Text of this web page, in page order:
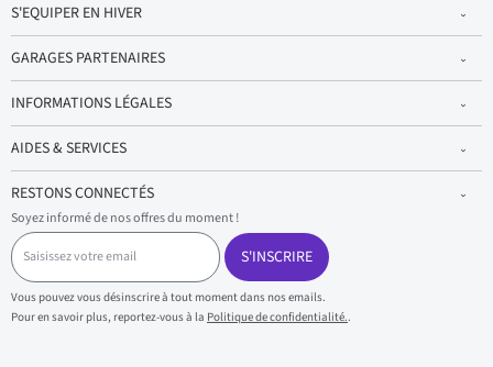
S'EQUIPER EN HIVER
GARAGES PARTENAIRES
INFORMATIONS LÉGALES
AIDES & SERVICES
RESTONS CONNECTÉS
Soyez informé de nos offres du moment !
S
a
i
s
i
s
S'INSCRIRE
Vous pouvez vous désinscrire à tout moment dans nos emails.
Pour en savoir plus, reportez-vous à la Politique de confidentialité..